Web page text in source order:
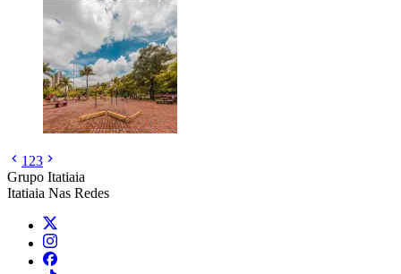
1 23
Grupo Itatiaia
Itatiaia Nas Redes